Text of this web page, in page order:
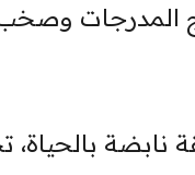
وصخب
بالحياة،